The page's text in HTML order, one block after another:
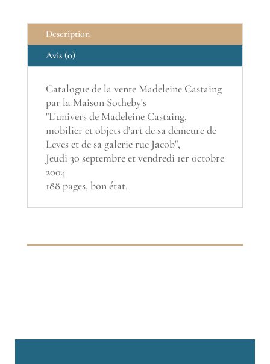
Description
Avis (0)
Catalogue de la vente Madeleine Castaing
par la Maison Sotheby's
"L'univers de Madeleine Castaing,
mobilier et objets d'art de sa demeure de
Lèves et de sa galerie rue Jacob",
Jeudi 30 septembre et vendredi 1er octobre
2004
188 pages, bon état.